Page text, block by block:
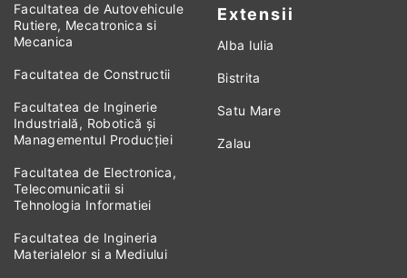
Facultatea de Autovehicule
Rutiere, Mecatronica si
Mecanica
Facultatea de Constructii
Facultatea de Inginerie
Industrială, Robotică și
Managementul Producției
Facultatea de Electronica,
Telecomunicatii si
Tehnologia Informatiei
Facultatea de Ingineria
Materialelor si a Mediului
Extensii
Alba Iulia
Bistrita
Satu Mare
Zalau